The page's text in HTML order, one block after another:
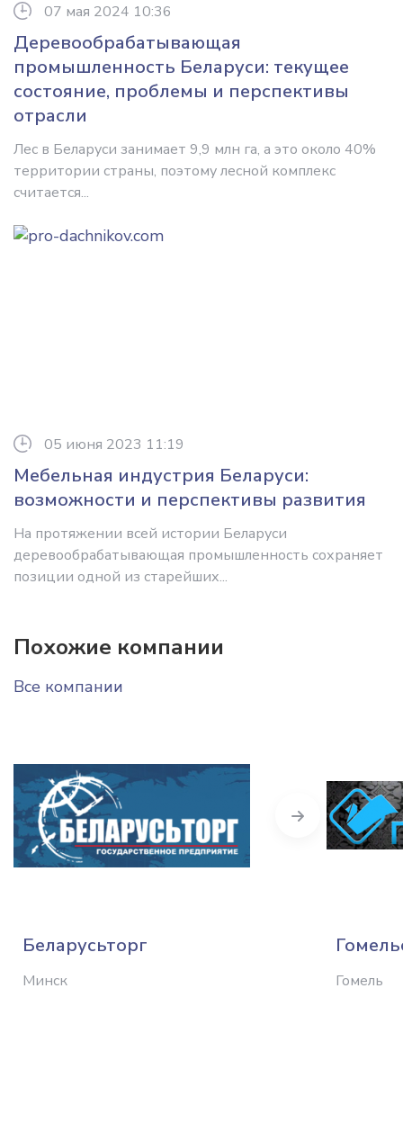
07 мая 2024 10:36
Деревообрабатывающая
промышленность Беларуси: текущее
состояние, проблемы и перспективы
отрасли
Лес в Беларуси занимает 9,9 млн га, а это около 40%
территории страны, поэтому лесной комплекс
считается...
05 июня 2023 11:19
Мебельная индустрия Беларуси:
возможности и перспективы развития
На протяжении всей истории Беларуси
деревообрабатывающая промышленность сохраняет
позиции одной из старейших...
Похожие компании
Все компании
Беларусьторг
Минск Гомель
Next